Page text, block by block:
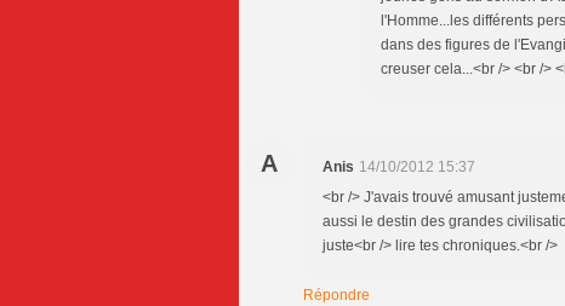
l'Homme...les différents
dans des figures de
creuser cela...<br /> <br />
A Anis 14/10/2012 15:37
<br /> J'avais trouvé amusant
aussi le destin des grandes
juste<br /> lire tes chroniques.<br />
Répondre